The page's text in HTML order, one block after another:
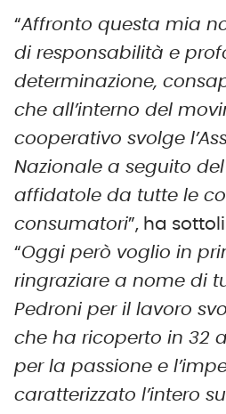
“Affronto questa mia
di responsabilità e
determinazione,
che all’interno del
cooperativo svolge
Nazionale a seguito
affidatole da tutte le
consumatori”, ha
“Oggi però voglio in
ringraziare a nome di
Pedroni per il lavoro
che ha ricoperto in 32
perla passione e
caratterizzato l’intero